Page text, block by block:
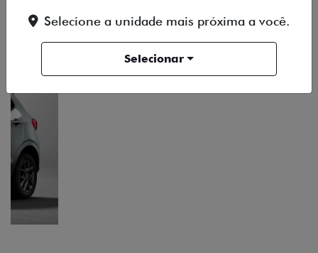
Selecione a unidade mais próxima a você.
Selecionar